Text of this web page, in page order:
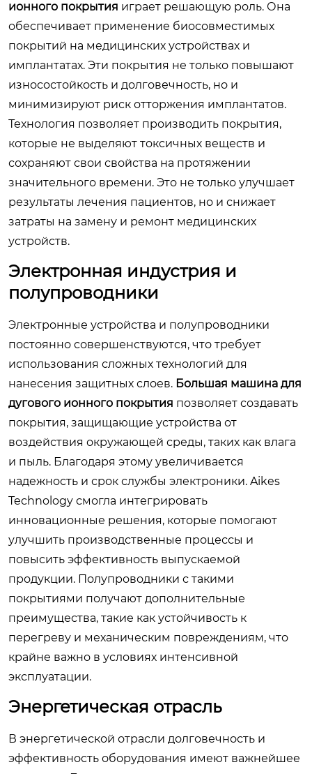
ионного покрытия играет решающую роль. Она
обеспечивает применение биосовместимых
покрытий на медицинских устройствах и
имплантатах. Эти покрытия не только повышают
износостойкость и долговечность, но и
минимизируют риск отторжения имплантатов.
Технология позволяет производить покрытия,
которые не выделяют токсичных веществ и
сохраняют свои свойства на протяжении
значительного времени. Это не только улучшает
результаты лечения пациентов, но и снижает
затраты на замену и ремонт медицинских
устройств.
Электронная индустрия и
полупроводники
Электронные устройства и полупроводники
постоянно совершенствуются, что требует
использования сложных технологий для
нанесения защитных слоев. Большая машина для
дугового ионного покрытия позволяет создавать
покрытия, защищающие устройства от
воздействия окружающей среды, таких как влага
и пыль. Благодаря этому увеличивается
надежность и срок службы электроники. Aikes
Technology смогла интегрировать
инновационные решения, которые помогают
улучшить производственные процессы и
повысить эффективность выпускаемой
продукции. Полупроводники с такими
покрытиями получают дополнительные
преимущества, такие как устойчивость к
перегреву и механическим повреждениям, что
крайне важно в условиях интенсивной
эксплуатации.
Энергетическая отрасль
В энергетической отрасли долговечность и
эффективность оборудования имеют важнейшее